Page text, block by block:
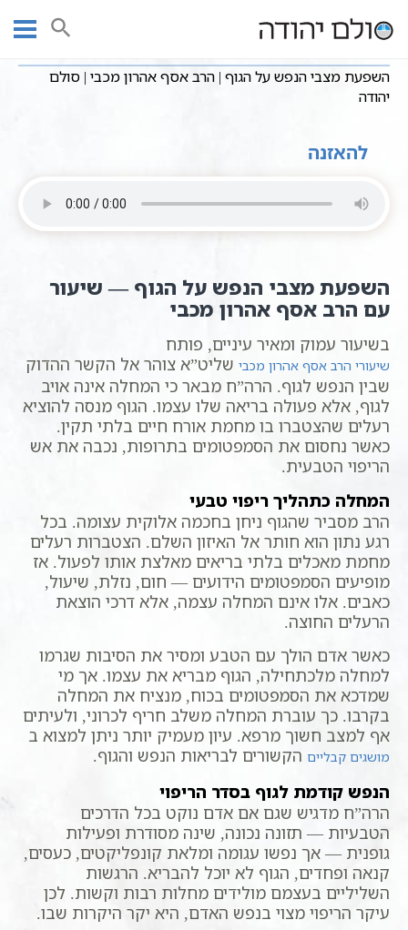
עמוד ראשי שיעורי וידאו
השפעת מצבי הנפש על הגוף | הרב אסף אהרון מכבי | סולם יהודה
השפעת מצבי הנפש על הגוף | הרב אסף אהרון מכבי | סולם
יהודה
להאזנה
השפעת מצבי הנפש על הגוף — שיעור
עם הרב אסף אהרון מכבי
בשיעור עמוק ומאיר עיניים, פותח
שיעורי הרב אסף אהרון מכבי שליט”א צוהר אל הקשר ההדוק
שבין הנפש לגוף. הרה”ח מבאר כי המחלה אינה אויב
לגוף, אלא פעולה בריאה שלו עצמו. הגוף מנסה להוציא
רעלים שהצטברו בו מחמת אורח חיים בלתי תקין.
כאשר נחסום את הסמפטומים בתרופות, נכבה את אש
הריפוי הטבעית.
המחלה כתהליך ריפוי טבעי
הרב מסביר שהגוף ניחן בחכמה אלוקית עצומה. בכל
רגע נתון הוא חותר אל האיזון השלם. הצטברות רעלים
מחמת מאכלים בלתי בריאים מאלצת אותו לפעול. אז
מופיעים הסמפטומים הידועים — חום, נזלת, שיעול,
כאבים. אלו אינם המחלה עצמה, אלא דרכי הוצאת
הרעלים החוצה.
כאשר אדם הולך עם הטבע ומסיר את הסיבות שגרמו
למחלה מלכתחילה, הגוף מבריא את עצמו. אך מי
שמדכא את הסמפטומים בכוח, מנציח את המחלה
בקרבו. כך עוברת המחלה משלב חריף לכרוני, ולעיתים
אף למצב חשוך מרפא. עיון מעמיק יותר ניתן למצוא ב
מושגים קבליים הקשורים לבריאות הנפש והגוף.
הנפש קודמת לגוף בסדר הריפוי
הרה”ח מדגיש שגם אם אדם נוקט בכל הדרכים
הטבעיות — תזונה נכונה, שינה מסודרת ופעילות
גופנית — אך נפשו עגומה ומלאת קונפליקטים, כעסים,
קנאה ופחדים, הגוף לא יוכל להבריא. הרגשות
השליליים בעצמם מולידים מחלות רבות וקשות. לכן
עיקר הריפוי מצוי בנפש האדם, היא יקר היקרות שבו.